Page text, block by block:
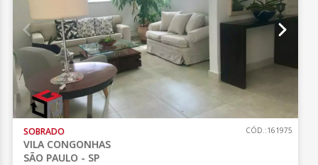
SOBRADO
VILA CONGONHAS
SÃO PAULO - SP
CÓD.:161975